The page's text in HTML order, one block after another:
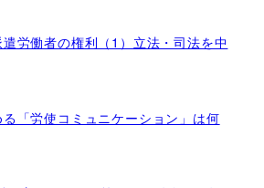
労働者の権利（1）立法・司法を中
「労使コミュニケーション」は何